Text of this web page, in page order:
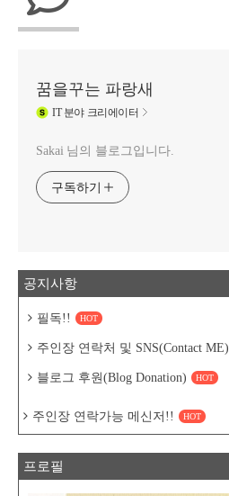
꿈을꾸는 파랑새
IT분야 크리에이터
Sakai 님의 블로그입니다.
구독하기
공지사항
필독!! HOT
주인장 연락처 및 SNS(Contact ME)
블로그 후원(Blog Donation) HOT
주인장 연락가능 메신저!! HOT
프로필